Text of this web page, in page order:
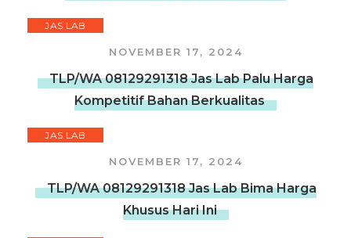
JAS LAB
NOVEMBER 17, 2024
TLP/WA 08129291318 Jas Lab Palu Harga
Kompetitif Bahan Berkualitas
JAS LAB
NOVEMBER 17, 2024
TLP/WA 08129291318 Jas Lab Bima Harga
Khusus Hari Ini